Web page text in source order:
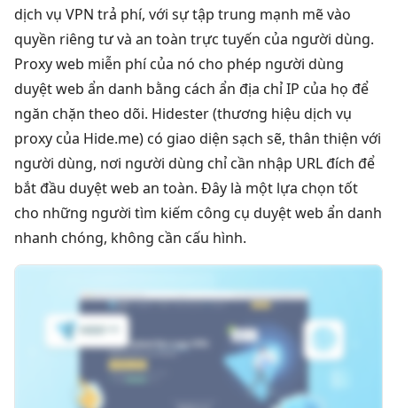
dịch vụ VPN trả phí, với sự tập trung mạnh mẽ vào
quyền riêng tư và an toàn trực tuyến của người dùng.
Proxy web miễn phí của nó cho phép người dùng
duyệt web ẩn danh bằng cách ẩn địa chỉ IP của họ để
ngăn chặn theo dõi. Hidester (thương hiệu dịch vụ
proxy của Hide.me) có giao diện sạch sẽ, thân thiện với
người dùng, nơi người dùng chỉ cần nhập URL đích để
bắt đầu duyệt web an toàn. Đây là một lựa chọn tốt
cho những người tìm kiếm công cụ duyệt web ẩn danh
nhanh chóng, không cần cấu hình.